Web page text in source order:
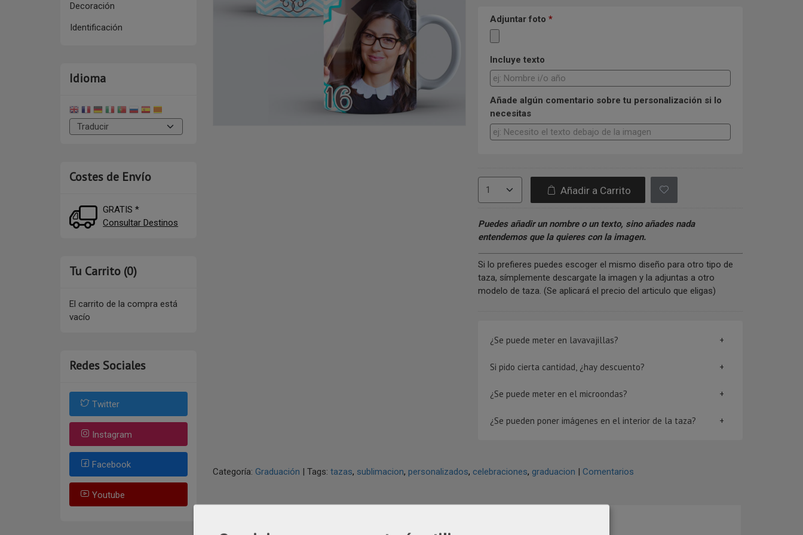
Decoración
Identificación
Idioma
Costes de Envío
GRATIS *
Consultar Destinos
Tu Carrito (0)
El carrito de la compra está
vacío
Redes Sociales
Twitter
Instagram
Facebook
Youtube
Adjuntar foto *
Incluye texto
Añade algún comentario sobre tu personalización si lo
necesitas
Añadir a Carrito
Puedes añadir un nombre o un texto, sino añades nada
entendemos que la quieres con la imagen.
Si lo prefieres puedes escoger el mismo diseño para otro tipo de
taza, símplemente descargate la imagen y la adjuntas a otro
modelo de taza. (Se aplicará el precio del articulo que eligas)
¿Se puede meter en lavavajillas?
Si pido cierta cantidad, ¿hay descuento?
¿Se puede meter en el microondas?
¿Se pueden poner imágenes en el interior de la taza?
Categoría: Graduación | Tags: tazas sublimacion personalizados celebraciones graduacion | Comentarios